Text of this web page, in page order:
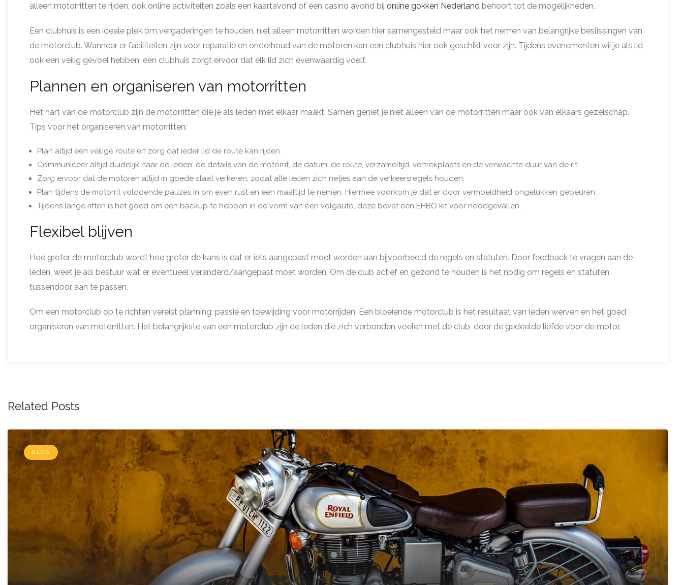
alleen motorritten te rijden, ook online activiteiten zoals een kaartavond of een casino avond bij online gokken Nederland behoort tot de mogelijkheden.
Een clubhuis is een ideale plek om vergaderingen te houden, niet alleen motorritten worden hier samengesteld maar ook het nemen van belangrijke beslissingen van
de motorclub. Wanneer er faciliteiten zijn voor reparatie en onderhoud van de motoren kan een clubhuis hier ook geschikt voor zijn. Tijdens evenementen wil je als lid
ook een veilig gevoel hebben, een clubhuis zorgt ervoor dat elk lid zich evenwaardig voelt.
Plannen en organiseren van motorritten
Het hart van de motorclub zijn de motorritten die je als leden met elkaar maakt. Samen geniet je niet alleen van de motorritten maar ook van elkaars gezelschap.
Tips voor het organiseren van motorritten:
Plan altijd een veilige route en zorg dat ieder lid de route kan rijden.
Communiceer altijd duidelijk naar de leden: de details van de motorrit, de datum, de route, verzameltijd, vertrekplaats en de verwachte duur van de rit.
Zorg ervoor dat de motoren altijd in goede staat verkeren, zodat alle leden zich netjes aan de verkeersregels houden.
Plan tijdens de motorrit voldoende pauzes in om even rust en een maaltijd te nemen. Hiermee voorkom je dat er door vermoeidheid ongelukken gebeuren.
Tijdens lange ritten is het goed om een backup te hebben in de vorm van een volgauto, deze bevat een EHBO kit voor noodgevallen.
Flexibel blijven
Hoe groter de motorclub wordt hoe groter de kans is dat er iets aangepast moet worden aan bijvoorbeeld de regels en statuten. Door feedback te vragen aan de
leden, weet je als bestuur wat er eventueel veranderd/aangepast moet worden. Om de club actief en gezond te houden is het nodig om regels en statuten
tussendoor aan te passen.
Om een motorclub op te richten vereist planning, passie en toewijding voor motorrijden. Een bloeiende motorclub is het resultaat van leden werven en het goed
organiseren van motorritten. Het belangrijkste van een motorclub zijn de leden die zich verbonden voelen met de club, door de gedeelde liefde voor de motor.
Related Posts
BLOG